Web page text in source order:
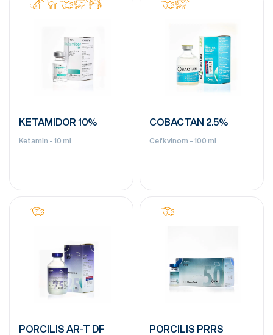
KETAMIDOR 10%
Ketamin - 10 ml
COBACTAN 2.5%
Cefkvinom - 100 ml
PORCILIS AR-T DF PORCILIS PRRS